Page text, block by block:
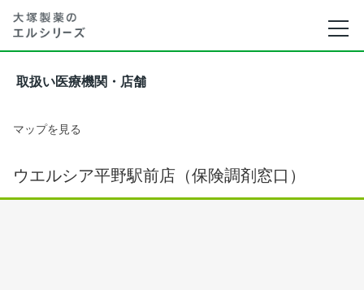
取扱い医療機関・店舗
マップを見る
ウエルシア平野駅前店（保険調剤窓口）